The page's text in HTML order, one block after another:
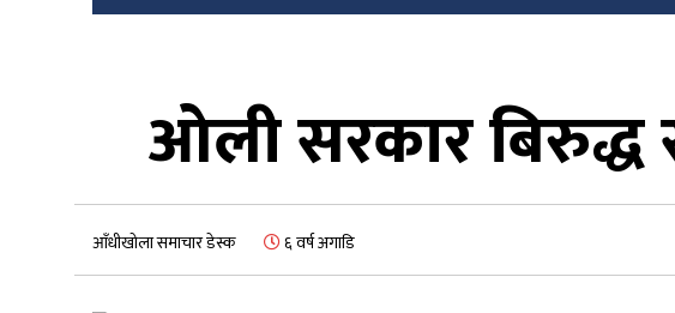
ओली सरकार बिरुद्ध
आँधीखोला समाचार डेस्क ६ वर्ष अगाडि